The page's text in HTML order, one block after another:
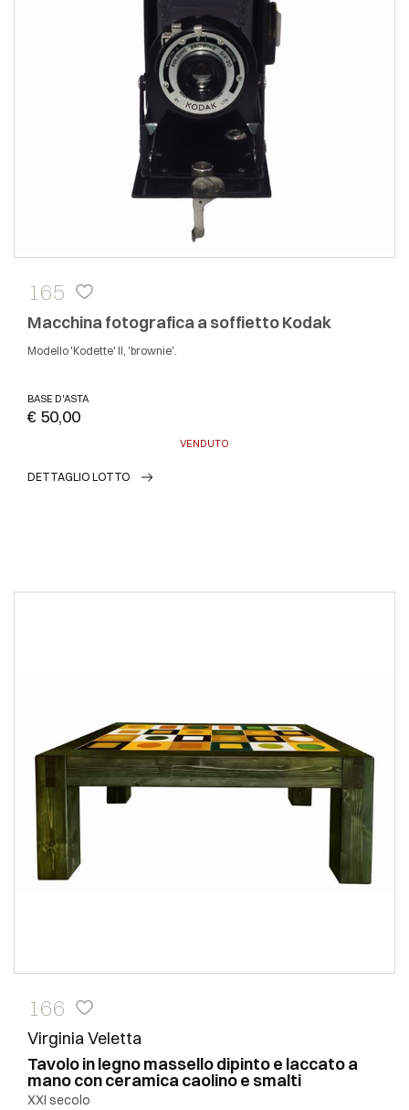
165
Macchina fotografica a soffietto Kodak
Modello 'Kodette' II, 'brownie'.
BASE D'ASTA
€ 50,00
VENDUTO
DETTAGLIO LOTTO
166
Virginia Veletta
Tavolo in legno massello dipinto e laccato a
mano con ceramica caolino e smalti
XXI secolo